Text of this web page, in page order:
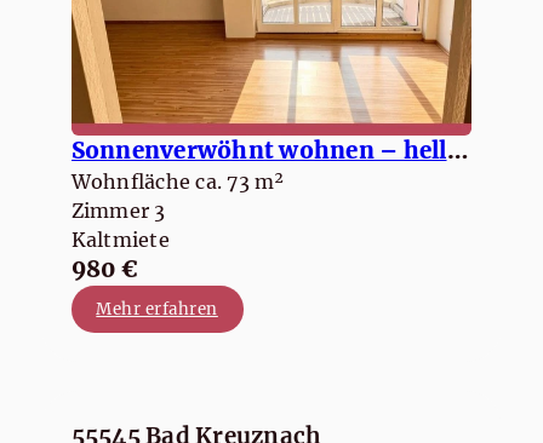
Sonnenverwöhnt wohnen – helle Wohnung mit Süd-Balkon
Wohnfläche ca. 73 m²
Zimmer 3
Kaltmiete
980 €
Mehr erfahren
55545 Bad Kreuznach